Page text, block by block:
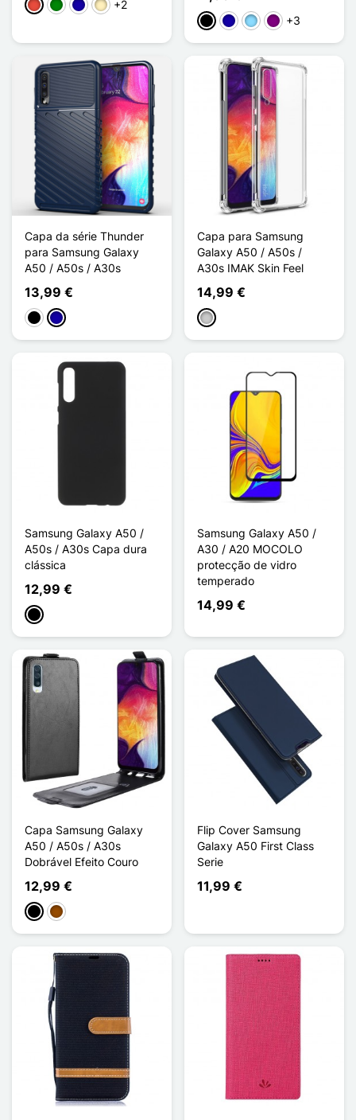
Vermelho
VerdeAzul Escuro
Ouro+2
PretoAzul Escuro
Azul Claro
Púrpura
+3
Capa da série Thunder
para Samsung Galaxy
A50 / A50s / A30s
13,99 €
PretoAzul Escuro
Capa para Samsung
Galaxy A50 / A50s /
A30s IMAK Skin Feel
14,99 €
Transparente
Samsung Galaxy A50 /
A50s / A30s Capa dura
clássica
12,99 €
Preto
Samsung Galaxy A50 /
A30 / A20 MOCOLO
protecção de vidro
temperado
14,99 €
Capa Samsung Galaxy
A50 / A50s / A30s
Dobrável Efeito Couro
12,99 €
PretoCastanho
Flip Cover Samsung
Galaxy A50 First Class
Serie
11,99 €